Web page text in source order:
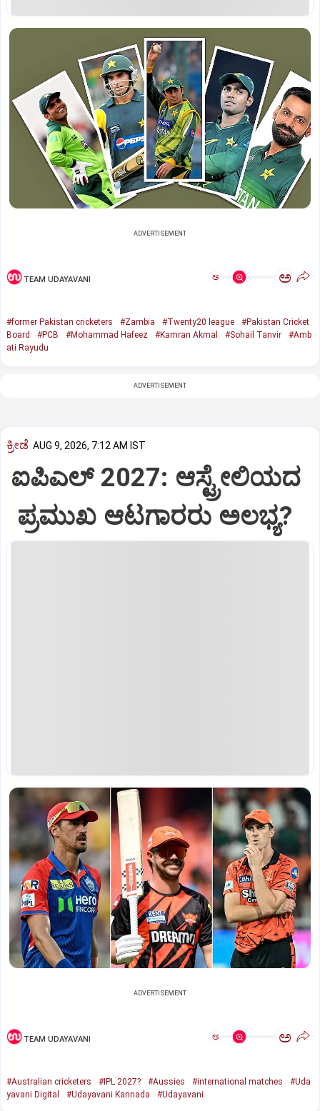
ADVERTISEMENT
TEAM UDAYAVANI ಅ ಅ
#former Pakistan cricketers #Zambia #Twenty20 league
#Pakistan Cricket
Board
#PCB #Mohammad Hafeez #Kamran Akmal #Sohail Tanvir
#Amb
ati Rayudu
ADVERTISEMENT
ಕ್ರೀಡೆ AUG 9, 2026, 7:12 AM IST
ಐಪಿಎಲ್‌ 2027: ಆಸ್ಟ್ರೇಲಿಯದ
ಪ್ರಮುಖ ಆಟಗಾರರು ಅಲಭ್ಯ?
ADVERTISEMENT
TEAM UDAYAVANI ಅ ಅ
#Australian cricketers #IPL 2027? #Aussies #international matches
#Uda
yavani Digital
#Udayavani Kannada #Udayavani